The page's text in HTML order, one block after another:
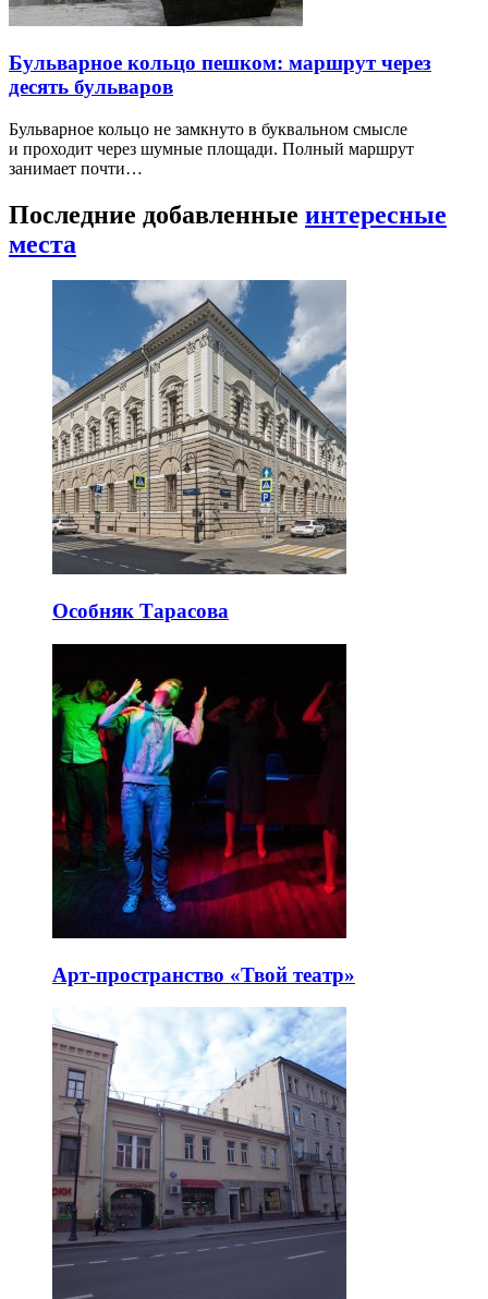
Бульварное кольцо пешком: маршрут через
десять бульваров
Бульварное кольцо не замкнуто в буквальном смысле
и проходит через шумные площади. Полный маршрут
занимает почти…
Последние добавленные интересные
места
Особняк Тарасова
Арт-пространство «Твой театр»